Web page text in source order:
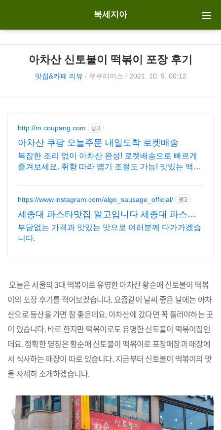
북세지아
아차산 신토불이 떡볶이 포장 후기
맛집&카페 리뷰 / 쿠쿠리어스 / 2021. 10. 9. 00:12
http://m.coupang.com 광고
아차산 쿠팡 오늘주문 내일도착 로켓배송
복잡한 조리 없이 아차산 완성! 로켓배송으로 빠르게
즐겨보세요. 취향 따라 맵기 조절도 가능! 맛있는 떡볶
https://www.instagram.com/algo_sausage_official/ 광고
세종대 파스타맛집 알고입니다 세종대 파스타
맛집 알고입니다
부담없는 가격과 맛있는 맛으로 여러분께 다가가겠습
니다.
오늘은 서울의 3대 떡볶이로 유명한 아차산 황순애 신토불이 떡볶
이의 포장 후기를 적어보겠습니다. 요즘같이 날씨 좋은 날에는 아차
산으로 등산을 가면 참 좋은데요. 아차산에 갔다면 꼭 들러야하는 곳
이 있습니다. 바로 한지만 떡볶이로도 유명한 신토불이 떡볶이집인
데요. 정확한 명칭은 황순애 신토불이 떡볶이로 포장매장과 매장에
서 식사하는 매장이 따로 있습니다. 지금부터 신토불이 떡볶이의 맛
을 자세히 소개하겠습니다.